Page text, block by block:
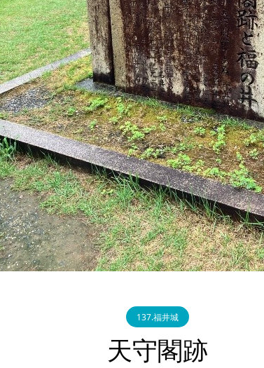
137.福井城
天守閣跡